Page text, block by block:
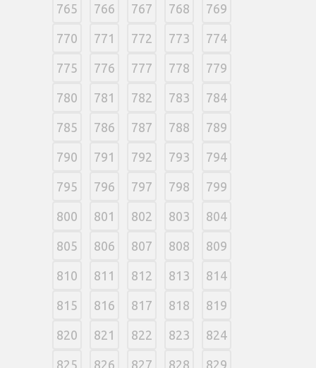
765 766 767 768 769
770 771 772 773 774
775 776 777 778 779
780 781 782 783 784
785 786 787 788 789
790 791 792 793 794
795 796 797 798 799
800 801 802 803 804
805 806 807 808 809
810 811 812 813 814
815 816 817 818 819
820 821 822 823 824
825 826 827 828 829